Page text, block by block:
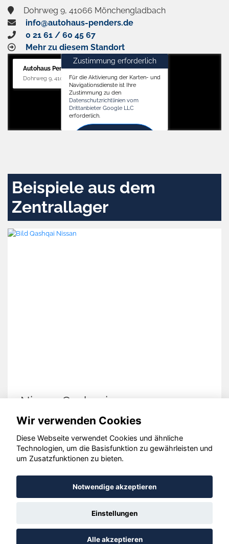
Dohrweg 9, 41066 Mönchengladbach
info@autohaus-penders.de
0 21 61 / 60 45 67
Mehr zu diesem Standort
Autohaus Penders (Service)
Dohrweg 9, 41066 Mönchengladbach
Zustimmung erforderlich
Für die Aktivierung der Karten- und
Navigationsdienste ist Ihre
Zustimmung zu den
Datenschutzrichtlinien vom
Drittanbieter Google LLC
erforderlich.
Beispiele aus dem
Zentrallager
Nissan Qashqai
© konjunkturmotor.de GmbH 2020 - 2026
Wir verwenden Cookies
Diese Webseite verwendet Cookies und ähnliche
Technologien, um die Basisfunktion zu gewährleisten und
um Zusatzfunktionen zu bieten.
Notwendige akzeptieren
Einstellungen
Alle akzeptieren